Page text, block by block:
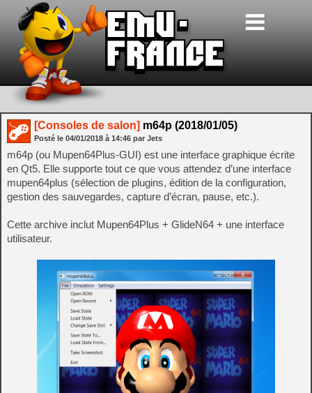
[Consoles de salon] m64p (2018/01/05)
Posté le 04/01/2018 à 14:46 par Jets
m64p (ou Mupen64Plus-GUI) est une interface graphique écrite
en Qt5. Elle supporte tout ce que vous attendez d’une interface
mupen64plus (sélection de plugins, édition de la configuration,
gestion des sauvegardes, capture d’écran, pause, etc.).
Cette archive inclut Mupen64Plus + GlideN64 + une interface
utilisateur.